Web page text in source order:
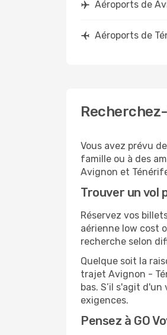
Aéroports de
Aéroports de
Vous avez prévu
famille ou à des
Avignon et
Trouver un vol
Réservez vos
aérienne low cost
recherche selon
Quelque soit la
trajet Avignon -
bas. S’il s'agit
exigences.
Pensez à GO